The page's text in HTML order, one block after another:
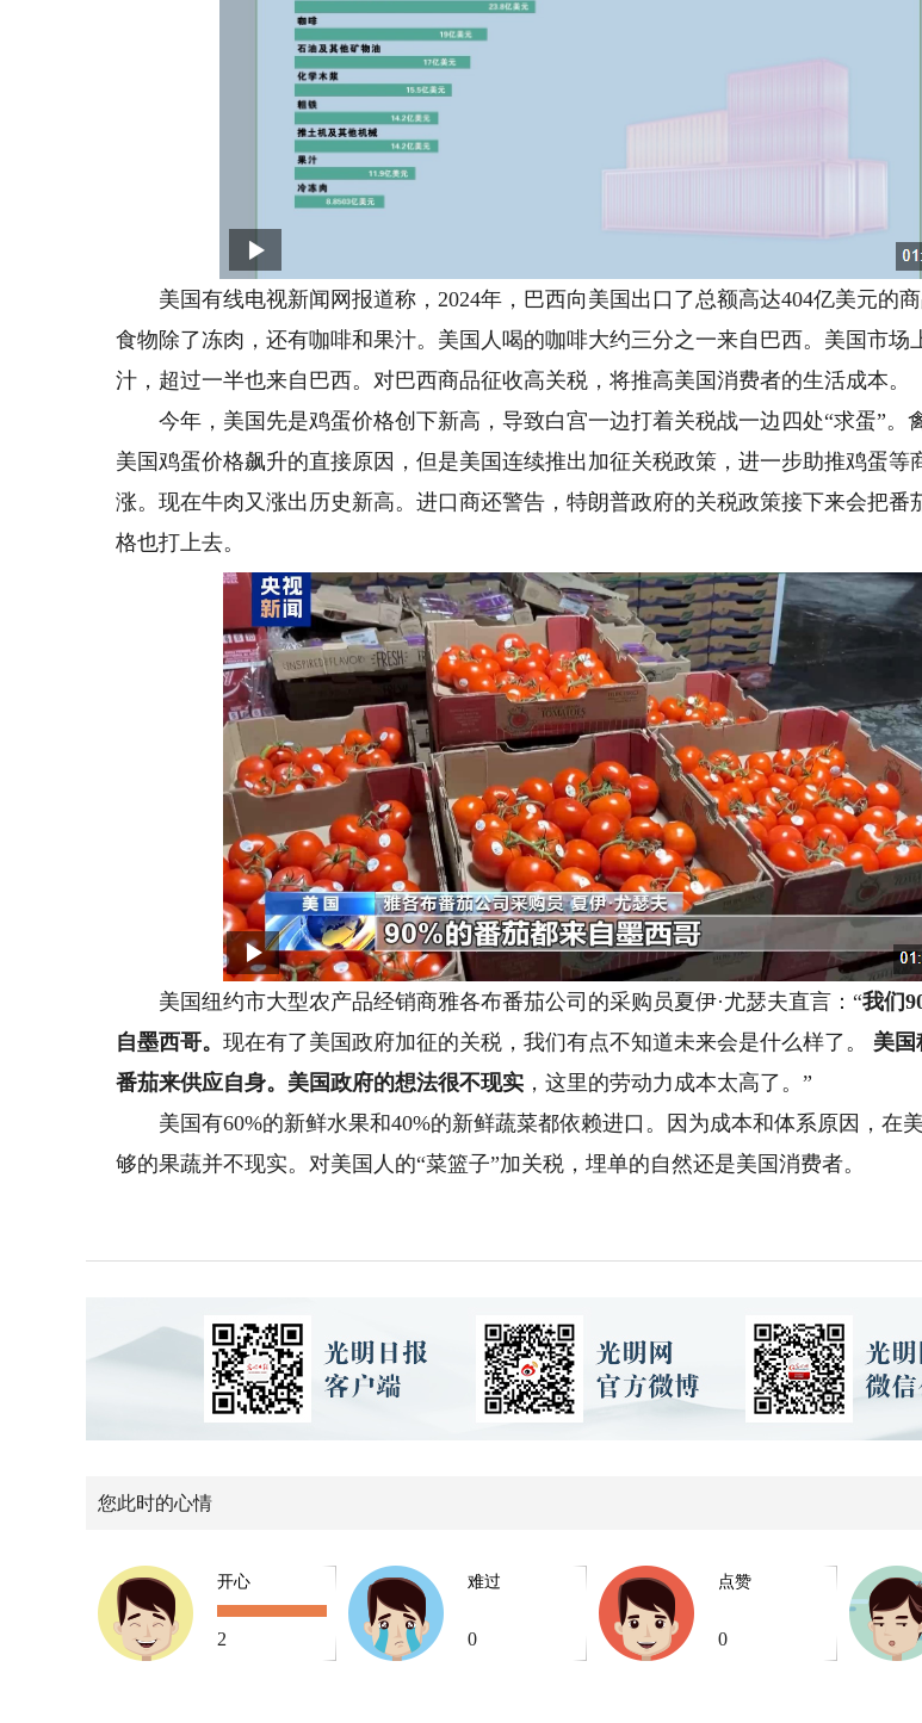
美国有线电视新闻网报道称，2024年，巴西向美国出口了总额高达404亿美元的
食物除了冻肉，还有咖啡和果汁。美国人喝的咖啡大约三分之一来自巴西。美国市场
汁，超过一半也来自巴西。对巴西商品征收高关税，将推高美国消费者的生活成本。
今年，美国先是鸡蛋价格创下新高，导致白宫一边打着关税战一边四处“求蛋”。
美国鸡蛋价格飙升的直接原因，但是美国连续推出加征关税政策，进一步助推鸡蛋等
涨。现在牛肉又涨出历史新高。进口商还警告，特朗普政府的关税政策接下来会把番
格也打上去。
美国纽约市大型农产品经销商雅各布番茄公司的采购员夏伊·尤瑟夫直言：“我们
自墨西哥。现在有了美国政府加征的关税，我们有点不知道未来会是什么样了。
美国
番茄来供应自身。美国政府的想法很不现实 ，这里的劳动力成本太高了。”
美国有60%的新鲜水果和40%的新鲜蔬菜都依赖进口。因为成本和体系原因，在
够的果蔬并不现实。对美国人的“菜篮子”加关税，埋单的自然还是美国消费者。
您此时的心情
开心
2
难过
0
点赞
0